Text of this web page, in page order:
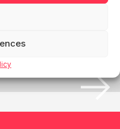
Tour